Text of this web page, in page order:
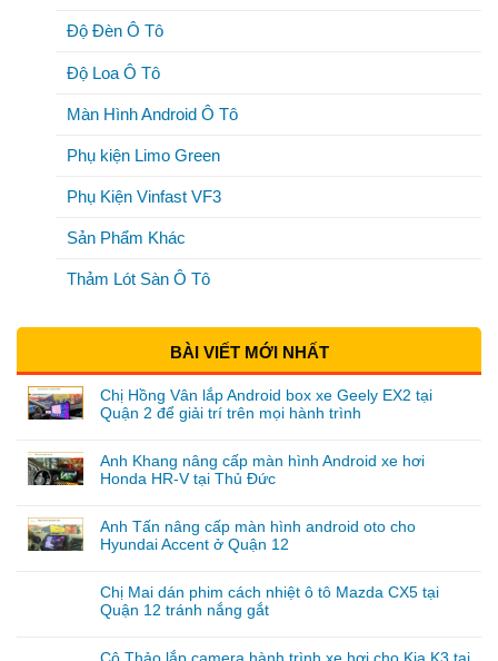
Độ Đèn Ô Tô
Độ Loa Ô Tô
Màn Hình Android Ô Tô
Phụ kiện Limo Green
Phụ Kiện Vinfast VF3
Sản Phẩm Khác
Thảm Lót Sàn Ô Tô
BÀI VIẾT MỚI NHẤT
Chị Hồng Vân lắp Android box xe Geely EX2 tại
Quận 2 để giải trí trên mọi hành trình
Anh Khang nâng cấp màn hình Android xe hơi
Honda HR-V tại Thủ Đức
Anh Tấn nâng cấp màn hình android oto cho
Hyundai Accent ở Quận 12
Chị Mai dán phim cách nhiệt ô tô Mazda CX5 tại
Quận 12 tránh nắng gắt
Cô Thảo lắp camera hành trình xe hơi cho Kia K3 tại